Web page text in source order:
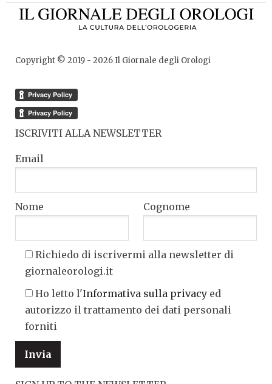
Copyright © 2019 - 2026Il Giornale degli Orologi
ISCRIVITI ALLA NEWSLETTER
Email
Nome Cognome
Richiedo di iscrivermi alla newsletter di
giornaleorologi.it
Ho letto l'Informativa sulla privacy ed
autorizzo il trattamento dei dati personali
forniti